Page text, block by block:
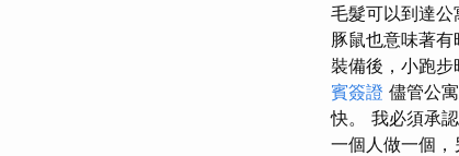
毛髮可以到達公
豚鼠也意味著
裝備後，小跑
賓簽證 儘管公
快。 我必須承
一個人做一個，